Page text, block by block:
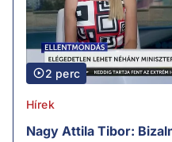
2 perc
Hírek
Nagy Attila Tibor: